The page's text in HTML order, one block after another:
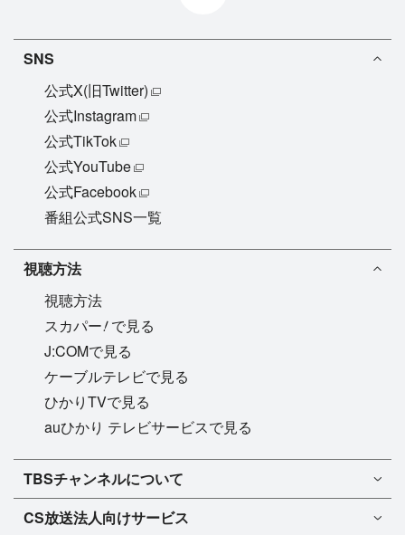
SNS
公式X(旧Twitter)
公式Instagram
公式TikTok
公式YouTube
公式Facebook
番組公式SNS一覧
視聴方法
視聴方法
スカパー!で見る
J:COMで見る
ケーブルテレビで見る
ひかりTVで見る
auひかり テレビサービスで見る
TBSチャンネル1
TBSチャンネル2
マンスリーガイド［PDF］
TBSチャンネルについて
TBSチャンネルについて
CS放送法人向けサービス